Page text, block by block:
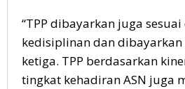
“TPP dibayarkan juga
kedisiplinan dan
ketiga. TPP berdasarkan
tingkat kehadiran ASN juga